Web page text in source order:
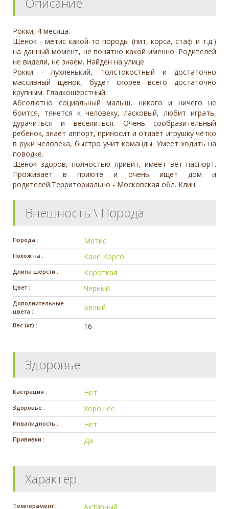
Рокки, 4 месяца.
Щенок - метис какой-то породы (пит, корса, стаф и т.д.)
на данный момент, не понятно какой именно. Родителей
не видели, не знаем. Найден на улице.
Рокки - пухленький, толстокостный и достаточно
массивный щенок, будет скорее всего достаточно
крупным. Гладкошёрстный.
Абсолютно социальный малыш, никого и ничего не
боится, тянется к человеку, ласковый, любит играть,
дурачиться и веселиться. Очень сообразительный
ребёнок, знает аппорт, приносит и отдаёт игрушку чётко
в руки человека, быстро учит команды. Умеет ходить на
поводке.
Щенок здоров, полностью привит, имеет вет паспорт.
Проживает в приюте и очень ищет дом и
родителей.Территориально - Московская обл. Клин.
Внешность \ Порода
Порода : Метис
Похож на : Кане Корсо
Длина шерсти : Короткая
Цвет : Черный
Дополнительные
цвета :
Белый
Вес (кг) : 16
Здоровье
Кастрация : Нет
Здоровье : Хорошее
Инвалидность : Нет
Прививки : Да
Характер
Темперамент : Активный